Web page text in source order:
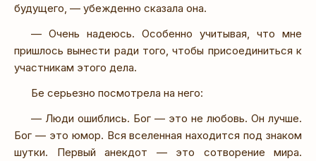
будущего, — убежденно сказала она.
— Очень надеюсь. Особенно учитывая, что мне
пришлось вынести ради того, чтобы присоединиться к
участникам этого дела.
Бе серьезно посмотрела на него:
— Люди ошиблись. Бог — это не любовь. Он лучше.
Бог — это юмор. Вся вселенная находится под знаком
шутки. Первый анекдот — это сотворение мира.